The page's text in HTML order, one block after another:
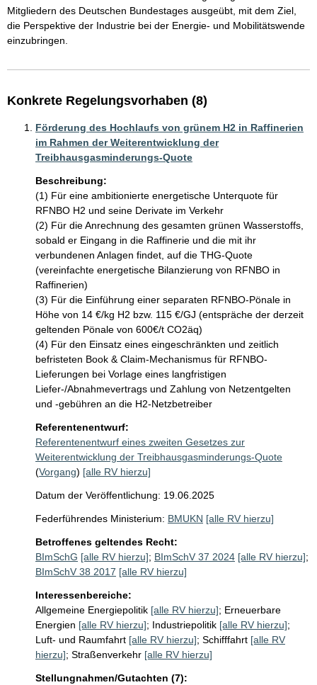
Mitgliedern des Deutschen Bundestages ausgeübt, mit dem Ziel,
die Perspektive der Industrie bei der Energie- und Mobilitätswende
Konkrete Regelungsvorhaben (8)
Förderung des Hochlaufs von grünem H2 in Raffinerien
im Rahmen der Weiterentwicklung der
Treibhausgasminderungs-Quote
Beschreibung:
(1) Für eine ambitionierte energetische Unterquote für
RFNBO H2 und seine Derivate im Verkehr
(2) Für die Anrechnung des gesamten grünen Wasserstoffs,
sobald er Eingang in die Raffinerie und die mit ihr
verbundenen Anlagen findet, auf die THG-Quote
(vereinfachte energetische Bilanzierung von RFNBO in
Raffinerien)
(3) Für die Einführung einer separaten RFNBO-Pönale in
Höhe von 14 €/kg H2 bzw. 115 €/GJ (entspräche der derzeit
geltenden Pönale von 600€/t CO2äq)
(4) Für den Einsatz eines eingeschränkten und zeitlich
befristeten Book & Claim-Mechanismus für RFNBO-
Lieferungen bei Vorlage eines langfristigen
Liefer-/Abnahmevertrags und Zahlung von Netzentgelten
und -gebühren an die H2-Netzbetreiber
Referentenentwurf:
Referentenentwurf eines zweiten Gesetzes zur
Weiterentwicklung der Treibhausgasminderungs-Quote
(Vorgang) [alle RV hierzu]
Datum der Veröffentlichung: 19.06.2025
Federführendes Ministerium: BMUKN [alle RV hierzu]
Betroffenes geltendes Recht:
BImSchG [alle RV hierzu]; BImSchV 37 2024 [alle RV hierzu];
BImSchV 38 2017 [alle RV hierzu]
Interessenbereiche:
Allgemeine Energiepolitik [alle RV hierzu]; Erneuerbare
Energien [alle RV hierzu]; Industriepolitik [alle RV hierzu];
Luft- und Raumfahrt [alle RV hierzu]; Schifffahrt [alle RV
hierzu]; Straßenverkehr [alle RV hierzu]
Stellungnahmen/Gutachten (7):